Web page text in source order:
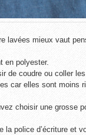
lavées mieux vaut
en polyester.
de coudre ou coller
car elles sont moins
choisir une grosse
police d’écriture et